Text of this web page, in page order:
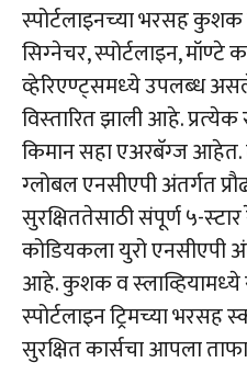
स्‍पोर्टलाइनच्‍या भरसह कुशक
सिग्‍नेचर, स्‍पोर्टलाइन, मॉण्‍टे
व्‍हेरिएण्‍ट्समध्‍ये उपलब्‍ध
विस्‍तारित झाली आहे.
किमान सहा एअरबॅग्‍ज
ग्‍लोबल एनसीएपी अंतर्गत
सुरक्षिततेसाठी संपूर्ण ५-
कोडियकला युरो एनसीएपी
आहे. कुशक व स्‍लाव्हियामध्‍ये
स्‍पोर्टलाइन ट्रिमच्‍या भरसह
सुरक्षित कार्सचा आपला